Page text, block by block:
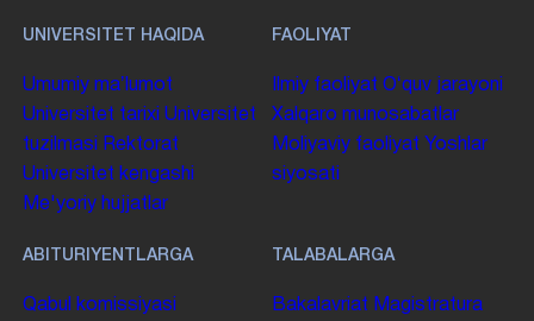
UNIVERSITET HAQIDA
Umumiy maʼlumot
Universitet tarixi Universitet
tuzilmasi
Rektorat
Universitet kengashi
Me'yoriy hujjatlar
FAOLIYAT
Ilmiy faoliyat Oʻquv jarayoni
Xalqaro munosabatlar
Moliyaviy faoliyat Yoshlar
siyosati
ABITURIYENTLARGA
Qabul komissiyasi
TALABALARGA
Bakalavriat Magistratura